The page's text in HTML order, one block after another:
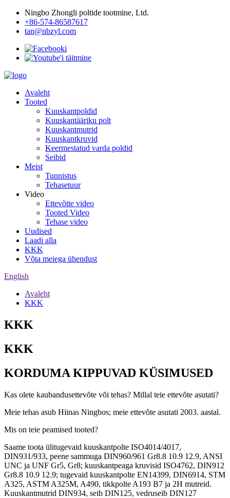
Ningbo Zhongli poltide tootmine, Ltd.
+86-574-86587617
tan@nbzyl.com
Avaleht
Tooted
Kuuskantpoldid
Kuuskantääriku polt
Kuuskantmutrid
Kuuskantkruvid
Keermestatud varda poldid
Seibid
Meist
Tunnistus
Tehasetuur
Video
Ettevõtte video
Tooted Video
Tehase video
Uudised
Laadi alla
KKK
Võta meiega ühendust
English
Avaleht
KKK
KKK
KKK
KORDUMA KIPPUVAD KÜSIMUSED
Kas olete kaubandusettevõte või tehas? Millal teie ettevõte asutati?
Meie tehas asub Hiinas Ningbos; meie ettevõte asutati 2003. aastal.
Mis on teie peamised tooted?
Saame toota ülitugevaid kuuskantpolte ISO4014/4017,
DIN931/933, peene sammuga DIN960/961 Gr8.8 10.9 12.9, ANSI
UNC ja UNF Gr5, Gr8; kuuskantpeaga kruvisid ISO4762, DIN912
Gr8.8 10.9 12.9; tugevaid kuuskantpolte EN14399, DIN6914, STM
A325, ASTM A325M, A490, tikkpolte A193 B7 ja 2H mutreid.
Kuuskantmutrid DIN934, seib DIN125, vedruseib DIN127